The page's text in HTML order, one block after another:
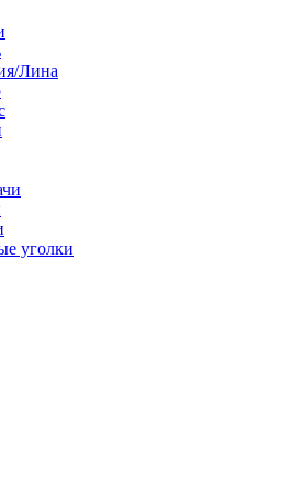
Лина
уголки